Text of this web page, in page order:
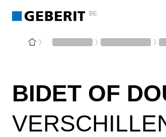
BE
BIDET OF